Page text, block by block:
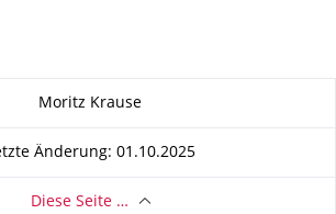
Moritz Krause
Änderung: 01.10.2025
Diese Seite …